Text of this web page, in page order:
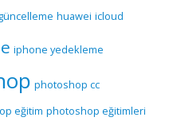
huawei icloud
iphone yedekleme
photoshop cc
eğitim photoshop eğitimleri